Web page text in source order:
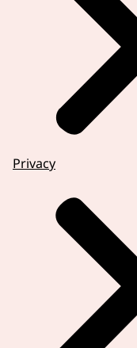
Privacy